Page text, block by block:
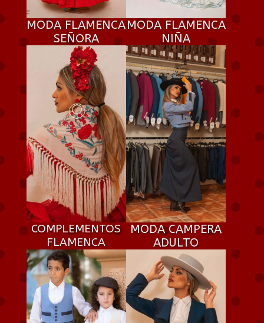
MODA FLAMENCA
SEÑORA
MODA FLAMENCA
NIÑA
COMPLEMENTOS
FLAMENCA
MODA CAMPERA
ADULTO